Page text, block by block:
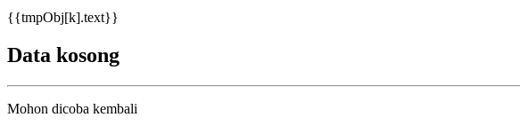
{{tmpObj[k].text}}
Data kosong
Mohon dicoba kembali